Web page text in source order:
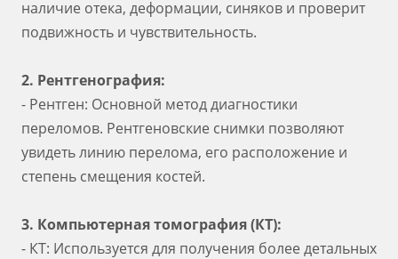
наличие отека, деформации, синяков и проверит
подвижность и чувствительность.
2. Рентгенография:
- Рентген: Основной метод диагностики
переломов. Рентгеновские снимки позволяют
увидеть линию перелома, его расположение и
степень смещения костей.
3. Компьютерная томография (КТ):
- КТ: Используется для получения более детальных